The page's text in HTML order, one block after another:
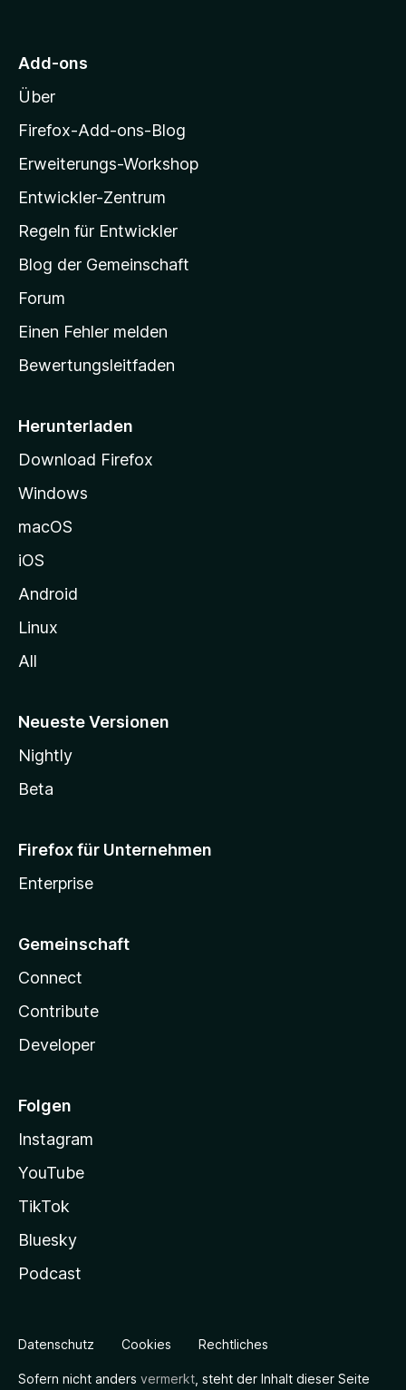
M
z
i
l
a
-
t
a
r
s
i
e
g
e
n
Add-ons
Über
Firefox-Add-ons-Blog
Erweiterungs-Workshop
Entwickler-Zentrum
Regeln für Entwickler
Blog der Gemeinschaft
Forum
Einen Fehler melden
Bewertungsleitfaden
Herunterladen
Download Firefox
Windows
macOS
iOS
Android
Linux
All
Neueste Versionen
Nightly
Beta
Firefox für Unternehmen
Enterprise
Gemeinschaft
Connect
Contribute
Developer
Folgen
Instagram
YouTube
TikTok
Bluesky
Podcast
Datenschutz Cookies Rechtliches
Sofern nicht anders vermerkt , steht der Inhalt dieser Seite